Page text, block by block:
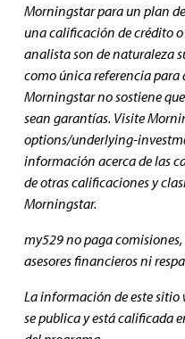
Morningstar para un plan
una calificación de crédito
analista son de naturaleza
como única referencia para
Morningstar no sostiene
sean garantías. Visite
options/underlying-
información acerca de las
de otras calificaciones y
Morningstar.
my529 no paga
asesores financieros ni
La información de este sitio
se publica y está calificada